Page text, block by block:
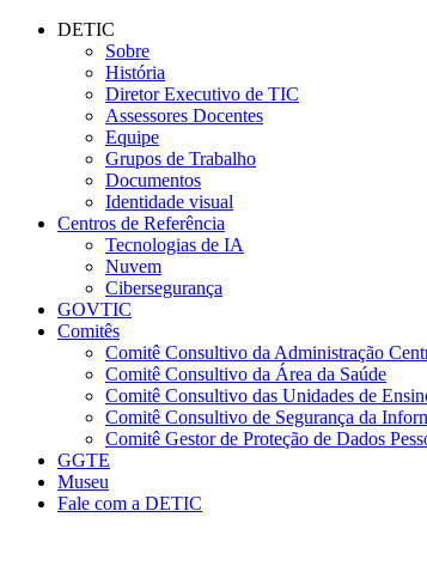
Conteúdo principal
DETIC
Sobre
História
Diretor Executivo de TIC
Assessores Docentes
Equipe
Grupos de Trabalho
Documentos
Identidade visual
Centros de Referência
Tecnologias de IA
Nuvem
Cibersegurança
GOVTIC
Comitês
Comitê Consultivo da Administração
Comitê Consultivo da Área da Saúde
Comitê Consultivo das Unidades de
Comitê Consultivo de Segurança da
Comitê Gestor de Proteção de Dados
GGTE
Museu
Fale com a DETIC